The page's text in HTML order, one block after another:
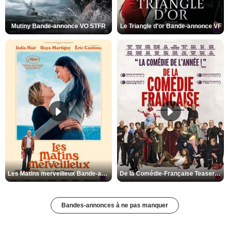
Mutiny Bande-annonce VO STFR Le Triangle d'or Bande-annonce VF
Les Matins merveilleux Bande-annonce VF De la Comédie-Française Teaser VF
Bandes-annonces à ne pas manquer